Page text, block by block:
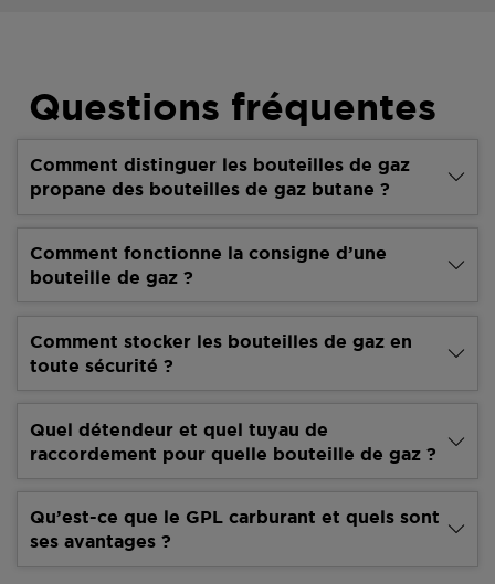
Questions fréquentes
Comment distinguer les bouteilles de gaz
propane des bouteilles de gaz butane ?
Comment fonctionne la consigne d’une
bouteille de gaz ?
Comment stocker les bouteilles de gaz en
toute sécurité ?
Quel détendeur et quel tuyau de
raccordement pour quelle bouteille de gaz ?
Qu’est-ce que le GPL carburant et quels sont
ses avantages ?